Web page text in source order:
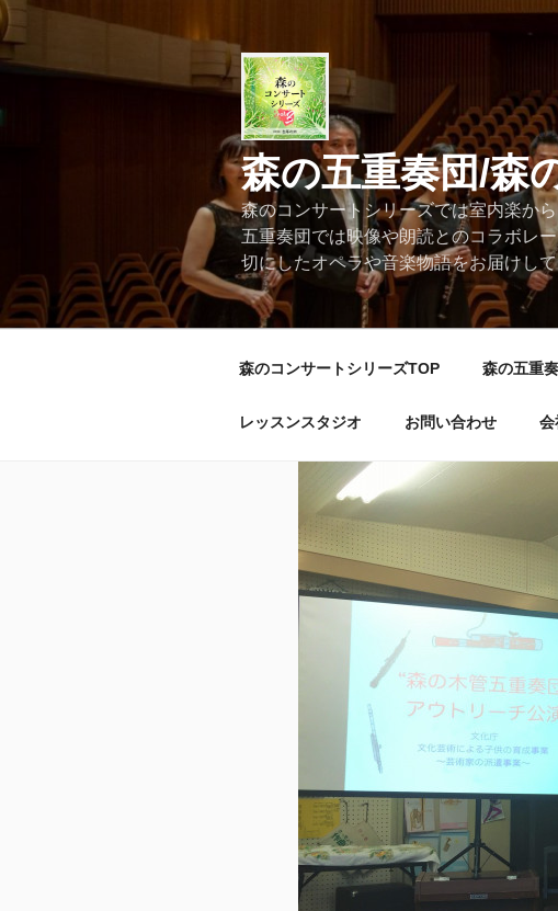
コ
ン
テ
森の五重奏団/森
森のコンサートシリーズでは室内楽か
五重奏団では映像や朗読とのコラボレ
切にしたオペラや音楽物語をお届けし
森のコンサートシリーズTOP 森の五重
レッスンスタジオ お問い合わせ 会